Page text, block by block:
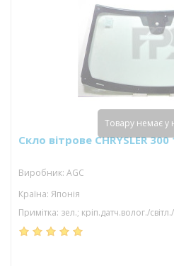
Скло вітрове CHRYSLER 300
Виробник: AGC
Країна: Японія
Товару немає у